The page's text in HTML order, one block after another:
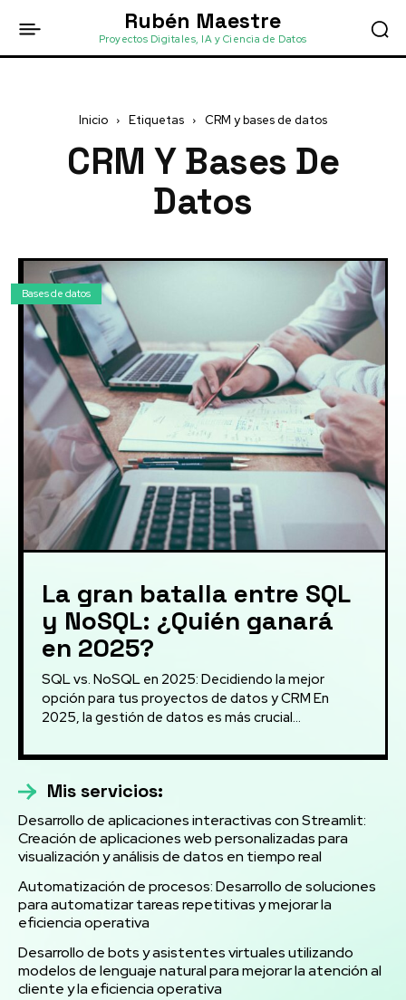
Rubén Maestre
Proyectos Digitales, IA y Ciencia de Datos
Inicio Etiquetas CRM y bases de datos
CRM Y Bases De
Datos
Bases de datos
La gran batalla entre SQL
y NoSQL: ¿Quién ganará
en 2025?
SQL vs. NoSQL en 2025: Decidiendo la mejor
opción para tus proyectos de datos y CRM En
2025, la gestión de datos es más crucial...
Mis servicios:
Desarrollo de aplicaciones interactivas con Streamlit:
Creación de aplicaciones web personalizadas para
visualización y análisis de datos en tiempo real
Automatización de procesos: Desarrollo de soluciones
para automatizar tareas repetitivas y mejorar la
eficiencia operativa
Desarrollo de bots y asistentes virtuales utilizando
modelos de lenguaje natural para mejorar la atención al
cliente y la eficiencia operativa